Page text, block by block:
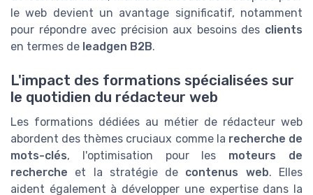
le web devient un avantage significatif, notamment
pour répondre avec précision aux besoins des clients
en termes de leadgen B2B.
L'impact des formations spécialisées sur
le quotidien du rédacteur web
Les formations dédiées au métier de rédacteur web
abordent des thèmes cruciaux comme la recherche de
mots-clés, l'optimisation pour les moteurs de
recherche et la stratégie de contenus web. Elles
aident également à développer une expertise dans la